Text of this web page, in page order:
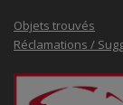
Objets trouvés
Réclamations /